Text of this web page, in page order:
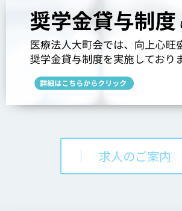
｜ 求人のご案内